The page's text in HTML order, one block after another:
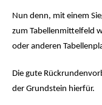
Nun denn, mit einem
zum Tabellenmittelfeld
oder anderen
Die gute
der Grundstein hierfür.